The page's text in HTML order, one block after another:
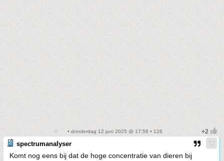
• donderdag 12 juni 2025 @ 17:56 • 126
spectrumanalyser
Komt nog eens bij dat de hoge concentratie van dieren bij